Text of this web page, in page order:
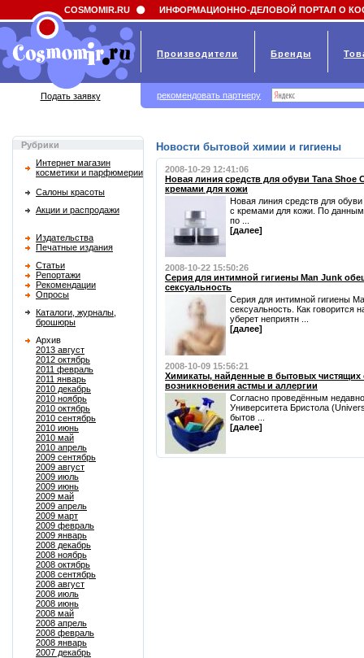
Field 'news_title' doesn't have a default value
Рубрики
Интернет магазин
косметики и парфюмерии
Салоны красоты
Акции и распродажи
Издательства
Печатные издания
Статьи
Репортажи
Рекомендации
Опросы
Каталоги, журналы,
брошюры
Архив
2013 август
2012 октябрь
2011 февраль
2011 январь
2010 декабрь
2010 ноябрь
2010 октябрь
2010 сентябрь
2010 июнь
2010 май
2010 апрель
2009 сентябрь
2009 август
2009 июль
2009 июнь
2009 май
2009 апрель
2009 март
2009 февраль
2009 январь
2008 декабрь
2008 ноябрь
2008 октябрь
2008 сентябрь
2008 август
2008 июль
2008 июнь
2008 май
2008 апрель
2008 февраль
2008 январь
2007 декабрь
Новости бытовой химии и гигиены
2008-10-29 12:41:06
Новая линия средств для обуви Tana Shoe
кремами для кожи
Новая линия средств для
с кремами для кожи. По
по ...
[далее]
2008-10-22 15:50:26
Серия для интимной гигиены Man Junk
сексуальность
Серия для интимной гигиены
сексуальность. Как говорится
уберет неприятн ...
[далее]
2008-10-09 15:56:21
Химикаты, найденные в бытовых чистящих
возникновения астмы и аллергии
Согласно проведённым
Университета Бристола
бытов ...
[далее]
COSMOMIR.RU ИНФОРМАЦИОННО-ДЕЛОВОЙ ПОРТАЛ О
Производители Бренды
Подать заявку рекомендовать партнеру